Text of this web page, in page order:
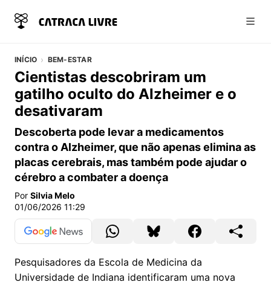
INÍCIO BEM-ESTAR
Cientistas descobriram um
gatilho oculto do Alzheimer e o
desativaram
Descoberta pode levar a medicamentos
contra o Alzheimer, que não apenas elimina as
placas cerebrais, mas também pode ajudar o
cérebro a combater a doença
Por Silvia Melo
01/06/2026 11:29
Pesquisadores da Escola de Medicina da
Universidade de Indiana identificaram uma nova